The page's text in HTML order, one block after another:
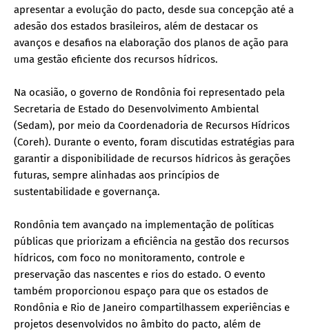
apresentar a evolução do pacto, desde sua concepção até a
adesão dos estados brasileiros, além de destacar os
avanços e desafios na elaboração dos planos de ação para
uma gestão eficiente dos recursos hídricos.
Na ocasião, o governo de Rondônia foi representado pela
Secretaria de Estado do Desenvolvimento Ambiental
(Sedam), por meio da Coordenadoria de Recursos Hídricos
(Coreh). Durante o evento, foram discutidas estratégias para
garantir a disponibilidade de recursos hídricos às gerações
futuras, sempre alinhadas aos princípios de
sustentabilidade e governança.
Rondônia tem avançado na implementação de políticas
públicas que priorizam a eficiência na gestão dos recursos
hídricos, com foco no monitoramento, controle e
preservação das nascentes e rios do estado. O evento
também proporcionou espaço para que os estados de
Rondônia e Rio de Janeiro compartilhassem experiências e
projetos desenvolvidos no âmbito do pacto, além de